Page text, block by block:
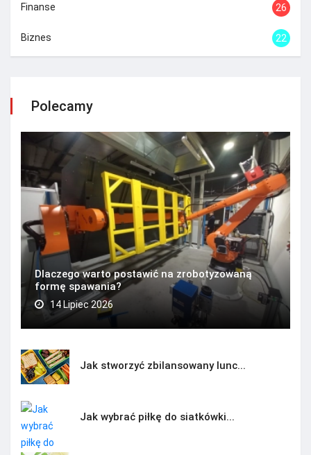
Finanse 26
Biznes 22
Polecamy
Dlaczego warto postawić na zrobotyzowaną
formę spawania?
14 Lipiec 2026
Jak stworzyć zbilansowany lunc...
Jak wybrać piłkę do siatkówki...